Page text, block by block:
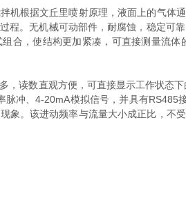
根据文丘里喷射原理，液面上的气体
程。无机械可动部件，耐腐蚀，稳定可
合，使结构更加紧凑，可直接测量流
，读数直观方便，可直接显示工作状态
冲、4-20mA模拟信号，并具有
象。该进动频率与流量大小成正比，